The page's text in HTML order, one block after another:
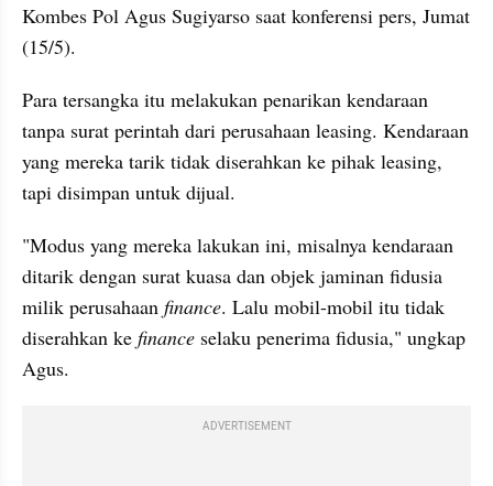
Kombes Pol Agus Sugiyarso saat konferensi pers, Jumat
(15/5).
Para tersangka itu melakukan penarikan kendaraan
tanpa surat perintah dari perusahaan leasing. Kendaraan
yang mereka tarik tidak diserahkan ke pihak leasing,
tapi disimpan untuk dijual.
"Modus yang mereka lakukan ini, misalnya kendaraan
ditarik dengan surat kuasa dan objek jaminan fidusia
milik perusahaan finance. Lalu mobil-mobil itu tidak
diserahkan ke finance selaku penerima fidusia," ungkap
Agus.
ADVERTISEMENT